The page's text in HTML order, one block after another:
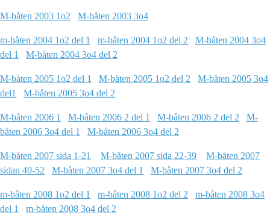
M-båten 2003 1o2 M-båten 2003 3o4
m-båten 2004 1o2 del 1 m-båten 2004 1o2 del 2
M-båten 2004 3o4
del 1
M-båten 2004 3o4 del 2
M-båten 2005 1o2 del 1 M-båten 2005 1o2 del 2
M-båten 2005 3o4
del1
M-båten 2005 3o4 del 2
M-båten 2006 1 M-båten 2006 2 del 1 M-båten 2006 2 del 2
M-
båten 2006 3o4 del 1
M-båten 2006 3o4 del 2
M-båten 2007 sida 1-21 M-båten 2007 sida 22-39
M-båten 2007
sidan 40-52
M-båten 2007 3o4 del 1 M-båten 2007 3o4 del 2
m-båten 2008 1o2 del 1 m-båten 2008 1o2 del 2
m-båten 2008 3o4
del 1
m-båten 2008 3o4 del 2